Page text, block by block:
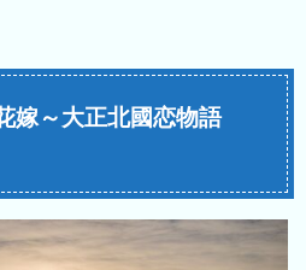
嫁～大正北國恋物語